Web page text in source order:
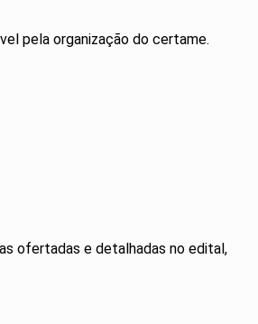
pela organização do certame.
ofertadas e detalhadas no edital,